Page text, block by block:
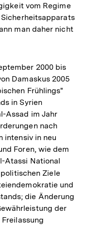
vom Regime
man daher nicht
2000 bis
Damaskus 2005
Frühlings"
in Syrien
Assad im Jahr
nach
intensiv in neu
Foren, wie dem
Atassi National
Ziele
und
die Änderung
der